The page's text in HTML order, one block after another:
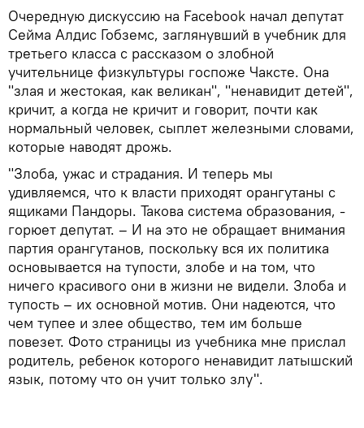
Очередную дискуссию на Facebook начал депутат
Сейма Алдис Гобземс, заглянувший в учебник для
третьего класса с рассказом о злобной
учительнице физкультуры госпоже Чаксте. Она
"злая и жестокая, как великан", "ненавидит детей",
кричит, а когда не кричит и говорит, почти как
нормальный человек, сыплет железными словами,
которые наводят дрожь.
"Злоба, ужас и страдания. И теперь мы
удивляемся, что к власти приходят орангутаны с
ящиками Пандоры. Такова система образования, -
горюет депутат. – И на это не обращает внимания
партия орангутанов, поскольку вся их политика
основывается на тупости, злобе и на том, что
ничего красивого они в жизни не видели. Злоба и
тупость – их основной мотив. Они надеются, что
чем тупее и злее общество, тем им больше
повезет. Фото страницы из учебника мне прислал
родитель, ребенок которого ненавидит латышский
язык, потому что он учит только злу".